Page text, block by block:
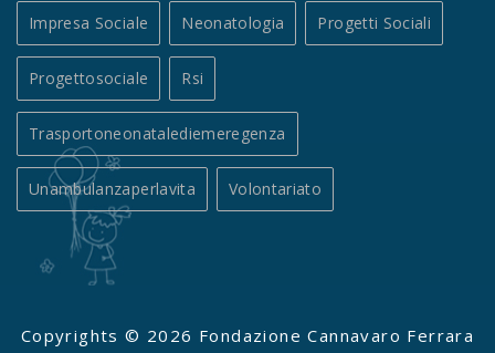
Impresa Sociale Neonatologia Progetti Sociali
Progettosociale Rsi
Trasportoneonatalediemeregenza
Unambulanzaperlavita Volontariato
Copyrights © 2026 Fondazione Cannavaro Ferrara